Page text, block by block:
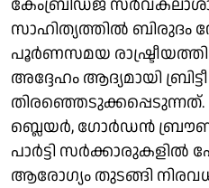
കേംബ്രിഡ്ജ്
സാഹിത്യത്തില്‍ ബിരുദം
പൂര്‍ണസമയ
അദ്ദേഹം ആദ്യമായി
തിരഞ്ഞെടുക്കപ്പെടുന്നത്.
ബ്ലെയര്‍, ഗോര്‍ഡന്‍
പാര്‍ട്ടി സര്‍ക്കാരുകളില്‍
ആരോഗ്യം തുടങ്ങി